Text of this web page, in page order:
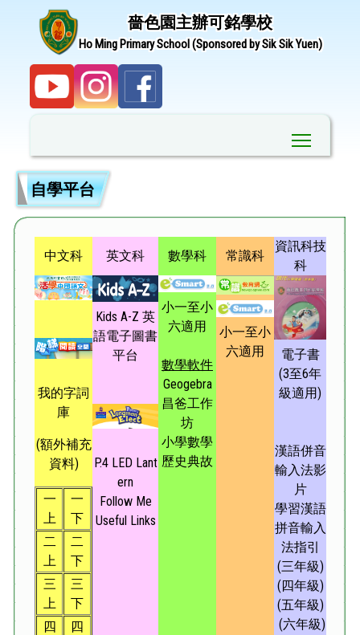
嗇色園主辦可銘學校
Ho Ming Primary School (Sponsored by Sik Sik Yuen)
自學平台
中文科 英文科 數學科 常識科
資訊科技
科
我的字詞
庫
(額外補充
資料)
一
上
一
下
二
上
二
下
三
上
三
下
四
四
Kids A-Z 英
語電子圖書
平台
P.4 LED Lant
ern
Follow Me
Useful Links
小一至小
六適用
數學軟件
Geogebra
昌爸工作
坊
小學數學
歷史典故
小一至小
六適用
電子書
(3至6年
級適用)
漢語併音
輸入法影
片
學習漢語
拼音輸入
法指引
(三年級)
(四年級)​
(五年級)​
(六年級)